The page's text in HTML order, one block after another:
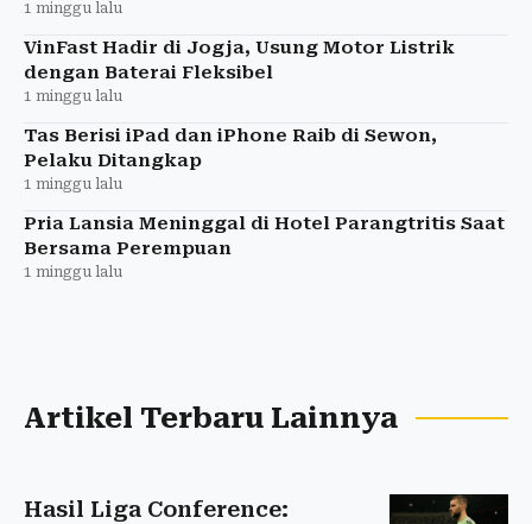
1 minggu lalu
VinFast Hadir di Jogja, Usung Motor Listrik
dengan Baterai Fleksibel
1 minggu lalu
Tas Berisi iPad dan iPhone Raib di Sewon,
Pelaku Ditangkap
1 minggu lalu
Pria Lansia Meninggal di Hotel Parangtritis Saat
Bersama Perempuan
1 minggu lalu
Artikel Terbaru Lainnya
Hasil Liga Conference: